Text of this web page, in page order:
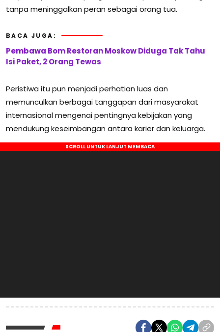
tanpa meninggalkan peran sebagai orang tua.
BACA JUGA:
Pembawa Bom Restoran Moskow Diduga Tak Tahu
Isi Paket, 2 Orang Tewas
Peristiwa itu pun menjadi perhatian luas dan
memunculkan berbagai tanggapan dari masyarakat
internasional mengenai pentingnya kebijakan yang
mendukung keseimbangan antara karier dan keluarga.